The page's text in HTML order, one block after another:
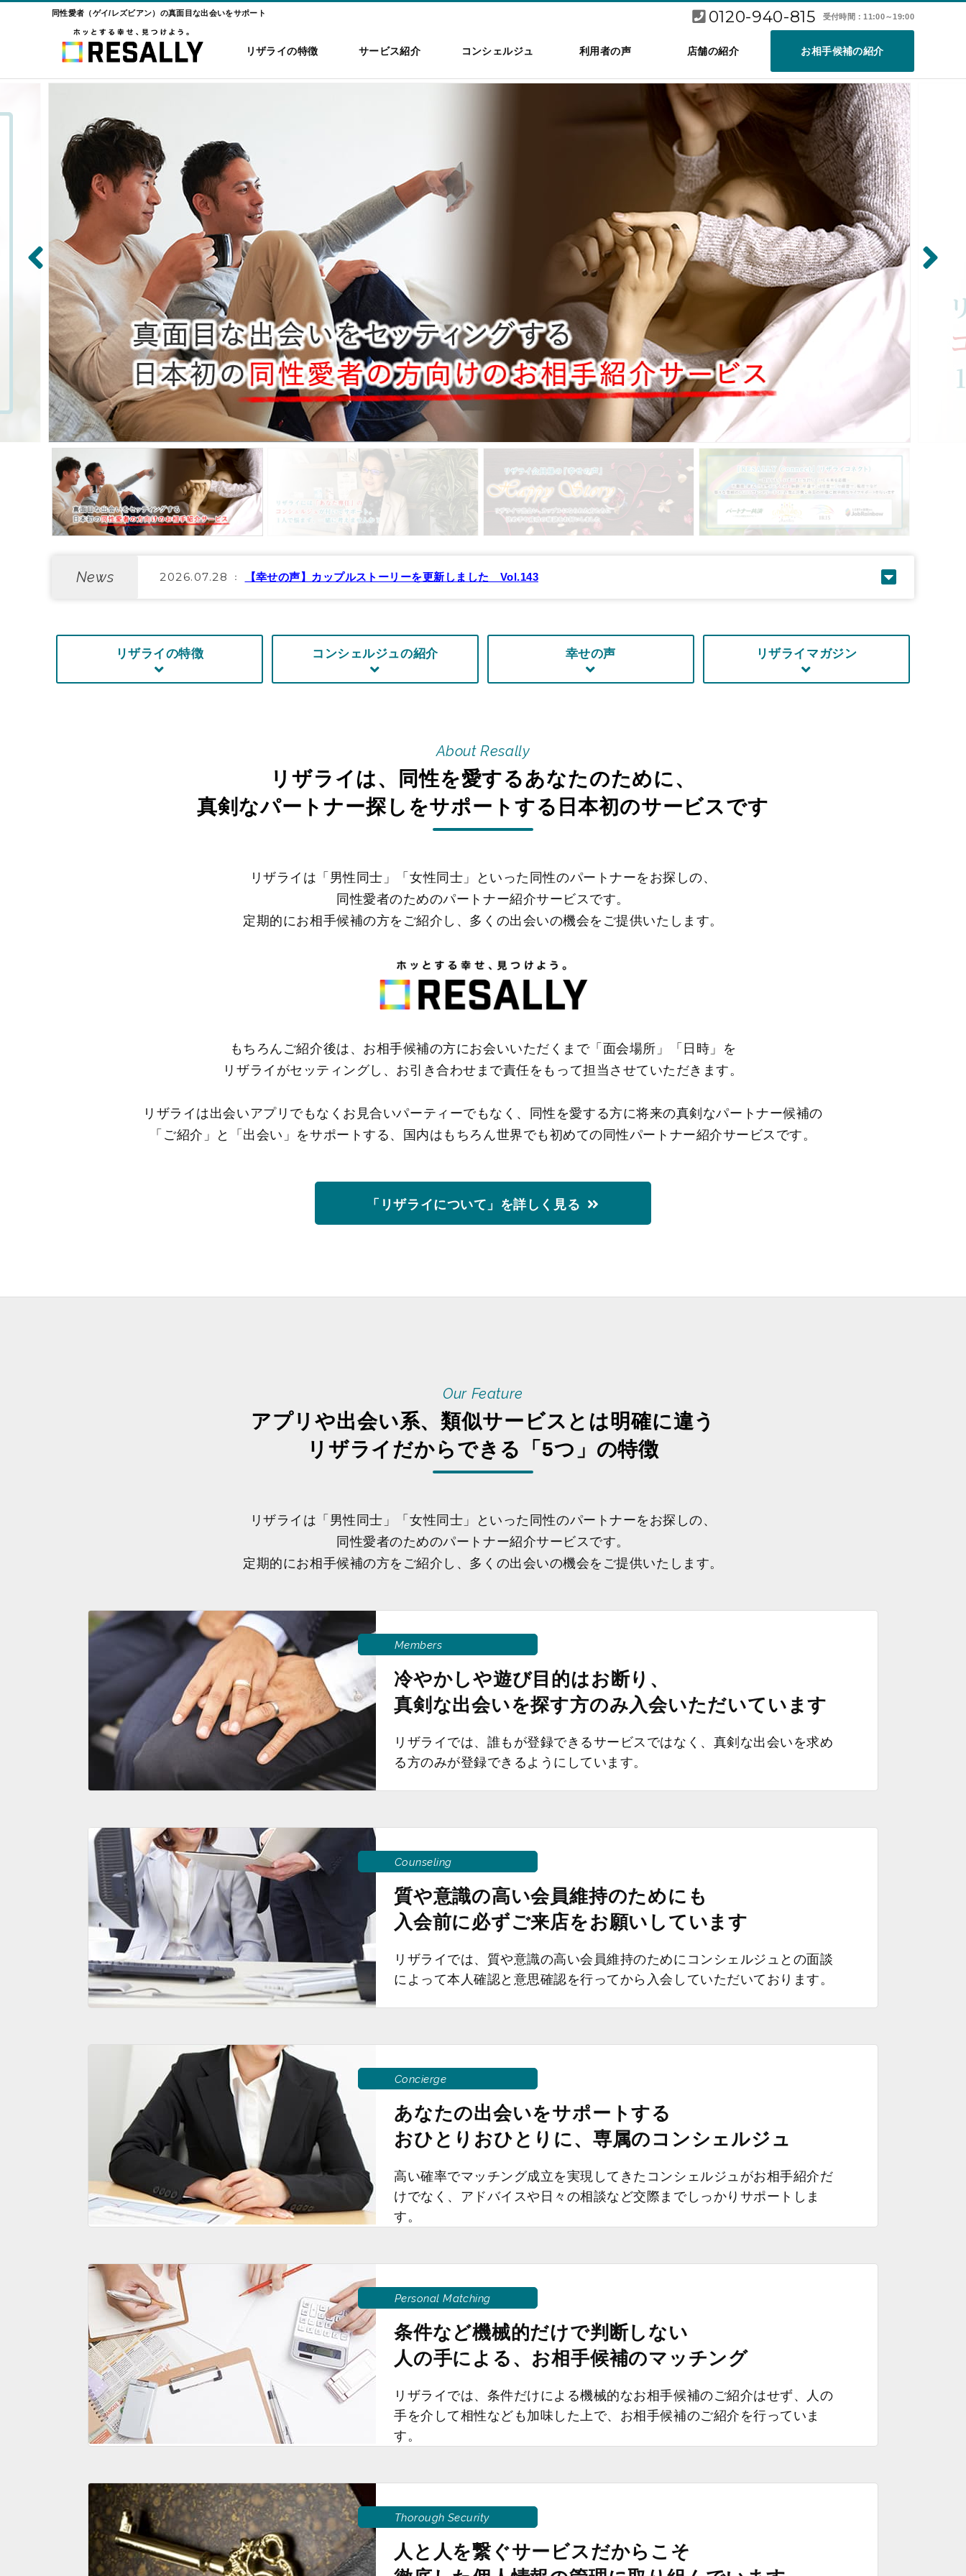
同性愛者（ゲイ/レズビアン）の真面目な出会いをサポート 0120-940-815 受付時間：11:00～19:00
リザライの特徴 サービス紹介 コンシェルジュ 利用者の声 店舗の紹介 お相手候補の紹介
News 2026.07.28 【幸せの声】カップルストーリーを更新しました Vol.143
リザライの特徴 コンシェルジュの紹介 幸せの声 リザライマガジン
About Resally
リザライは、同性を愛するあなたのために、
真剣なパートナー探しをサポートする日本初のサービスです
リザライは「男性同士」「女性同士」といった同性のパートナーをお探しの、
同性愛者のためのパートナー紹介サービスです。
定期的にお相手候補の方をご紹介し、多くの出会いの機会をご提供いたします。
もちろんご紹介後は、お相手候補の方にお会いいただくまで「面会場所」「日時」を
リザライがセッティングし、お引き合わせまで責任をもって担当させていただきます。
リザライは出会いアプリでもなくお見合いパーティーでもなく、同性を愛する方に将来の真剣なパートナー候補の
「ご紹介」と「出会い」をサポートする、国内はもちろん世界でも初めての同性パートナー紹介サービスです。
「リザライについて」を詳しく見る
Our Feature
アプリや出会い系、類似サービスとは明確に違う
リザライだからできる「5つ」の特徴
リザライは「男性同士」「女性同士」といった同性のパートナーをお探しの、
同性愛者のためのパートナー紹介サービスです。
定期的にお相手候補の方をご紹介し、多くの出会いの機会をご提供いたします。
Members
冷やかしや遊び目的はお断り、
真剣な出会いを探す方のみ入会いただいています
リザライでは、誰もが登録できるサービスではなく、真剣な出会いを求め
る方のみが登録できるようにしています。
Counseling
質や意識の高い会員維持のためにも
入会前に必ずご来店をお願いしています
リザライでは、質や意識の高い会員維持のためにコンシェルジュとの面談
によって本人確認と意思確認を行ってから入会していただいております。
Concierge
あなたの出会いをサポートする
おひとりおひとりに、専属のコンシェルジュ
高い確率でマッチング成立を実現してきたコンシェルジュがお相手紹介だ
けでなく、アドバイスや日々の相談など交際までしっかりサポートしま
す。
Personal Matching
条件など機械的だけで判断しない
人の手による、お相手候補のマッチング
リザライでは、条件だけによる機械的なお相手候補のご紹介はせず、人の
手を介して相性なども加味した上で、お相手候補のご紹介を行っていま
す。
Thorough Security
人と人を繋ぐサービスだからこそ